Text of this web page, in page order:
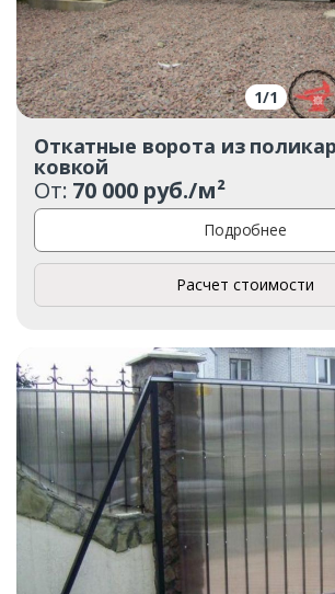
1/1
Откатные ворота из
ковкой
От: 70 000 руб./м²
Подробнее
Расчет стоимости